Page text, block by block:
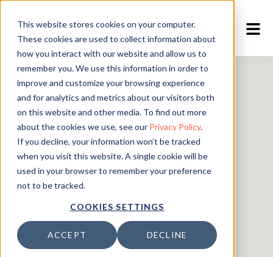
This website stores cookies on your computer.
These cookies are used to collect information about
how you interact with our website and allow us to
remember you. We use this information in order to
improve and customize your browsing experience
and for analytics and metrics about our visitors both
on this website and other media. To find out more
about the cookies we use, see our Privacy Policy.
If you decline, your information won’t be tracked
when you visit this website. A single cookie will be
used in your browser to remember your preference
not to be tracked.
COOKIES SETTINGS
ACCEPT DECLINE
EN /